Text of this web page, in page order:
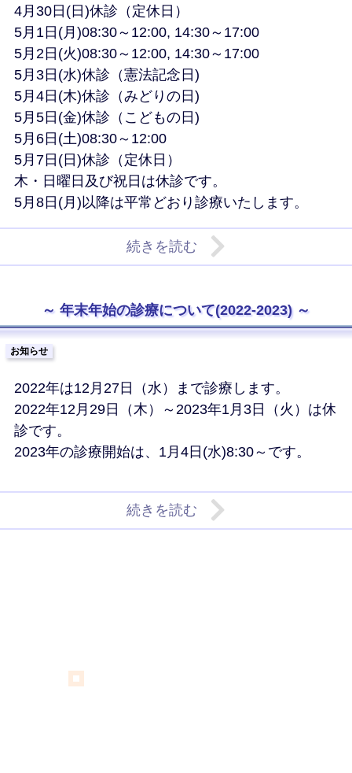
4月30日(日)休診（定休日）
5月1日(月)08:30～12:00, 14:30～17:00
5月2日(火)08:30～12:00, 14:30～17:00
5月3日(水)休診（憲法記念日)
5月4日(木)休診（みどりの日)
5月5日(金)休診（こどもの日)
5月6日(土)08:30～12:00
5月7日(日)休診（定休日）
木・日曜日及び祝日は休診です。
5月8日(月)以降は平常どおり診療いたします。
続きを読む
年末年始の診療について(2022-2023)
お知らせ
2022年は12月27日（水）まで診療します。
2022年12月29日（木）～2023年1月3日（火）は休
診です。
2023年の診療開始は、1月4日(水)8:30～です。
続きを読む